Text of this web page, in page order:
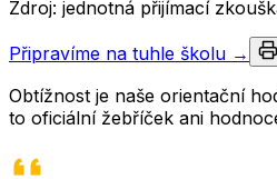
Zdroj: jednotná přijímací
Připravíme na tuhle školu →
Obtížnost je naše orientační
to oficiální žebříček ani